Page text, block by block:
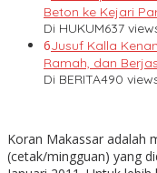
Beton ke Kejari
Di HUKUM637
6Jusuf Kalla
Ramah, dan
Di BERITA490
Koran Makassar adalah
(cetak/mingguan) yang